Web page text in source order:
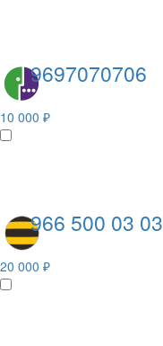
9697070706
10 000 ₽
966 500 03 03
20 000 ₽